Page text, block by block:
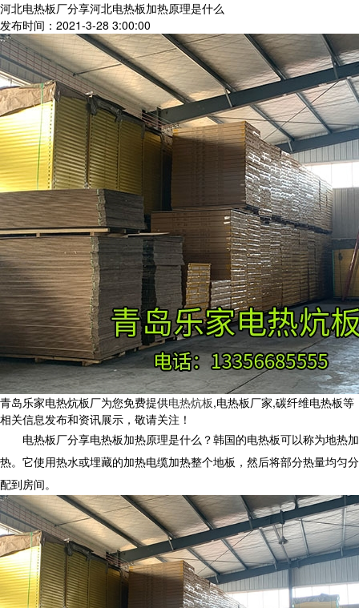
河北电热板厂分享河北电热板加热原理是什么
发布时间：2021-3-28 3:00:00
青岛乐家电热炕板厂为您免费提供电热炕板,电热板厂家,碳纤维电热板等
相关信息发布和资讯展示，敬请关注！
电热板厂分享电热板加热原理是什么？韩国的电热板可以称为地热加
热。它使用热水或埋藏的加热电缆加热整个地板，然后将部分热量均匀分
配到房间。